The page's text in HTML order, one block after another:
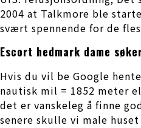
2004 at Talkmore ble
svært spennende for de
Escort hedmark dame
Hvis du vil be Google
nautisk mil = 1852 meter
det er vanskeleg å finne
senere skulle vi male